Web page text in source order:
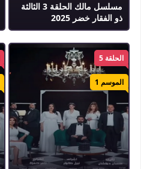
مسلسل مالك الحلقة 3 الثالثة
ذو الفقار خضر 2025
الحلقة 5
الموسم 1